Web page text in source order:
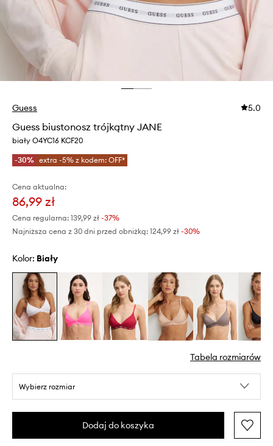
Guess 5.0
Guess biustonosz trójkątny JANE
biały O4YC16 KCF20
-30% extra -5% z kodem: OFF*
Cena aktualna:
86,99 zł
Cena regularna: 139,99 zł -37%
Najniższa cena z 30 dni przed obniżką: 124,99 zł -30%
Kolor: biały
Tabela rozmiarów
Wybierz rozmiar
Dodaj do koszyka